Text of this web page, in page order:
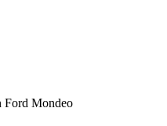
Ford Mondeo